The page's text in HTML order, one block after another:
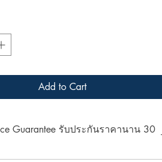
Add to Cart
Guarantee รับประกันราคานาน 30